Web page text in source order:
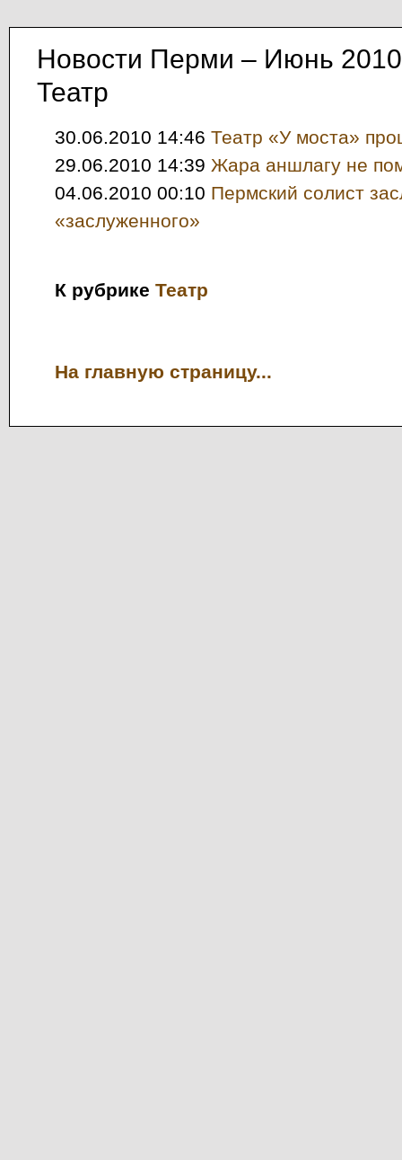
Новости Перми – Июнь 2010
Театр
30.06.2010 14:46 Театр «У моста»
29.06.2010 14:39 Жара аншлагу не
04.06.2010 00:10 Пермский солист
«заслуженного»
К рубрике Театр
На главную страницу...